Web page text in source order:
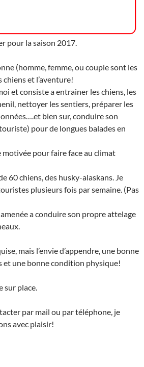
pour la saison 2017.
(homme, femme, ou couple sont les
et l’aventure!
et consiste a entrainer les chiens, les
nettoyer les sentiers, préparer les
bien sur, conduire son
pour de longues balades en
motivée pour faire face au climat
60 chiens, des husky-alaskans. Je
plusieurs fois par semaine. (Pas
a conduire son propre attelage
mais l’envie d’appendre, une bonne
et une bonne condition physique!
sur place.
par mail ou par téléphone, je
avec plaisir!